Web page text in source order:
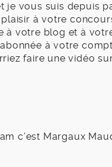
je vous suis depuis
à votre
à votre blog et à
à votre
faire une vidéo
c’est Margaux